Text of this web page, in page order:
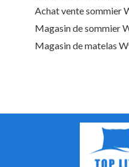
Achat vente sommier
Magasin de sommier
Magasin de matelas